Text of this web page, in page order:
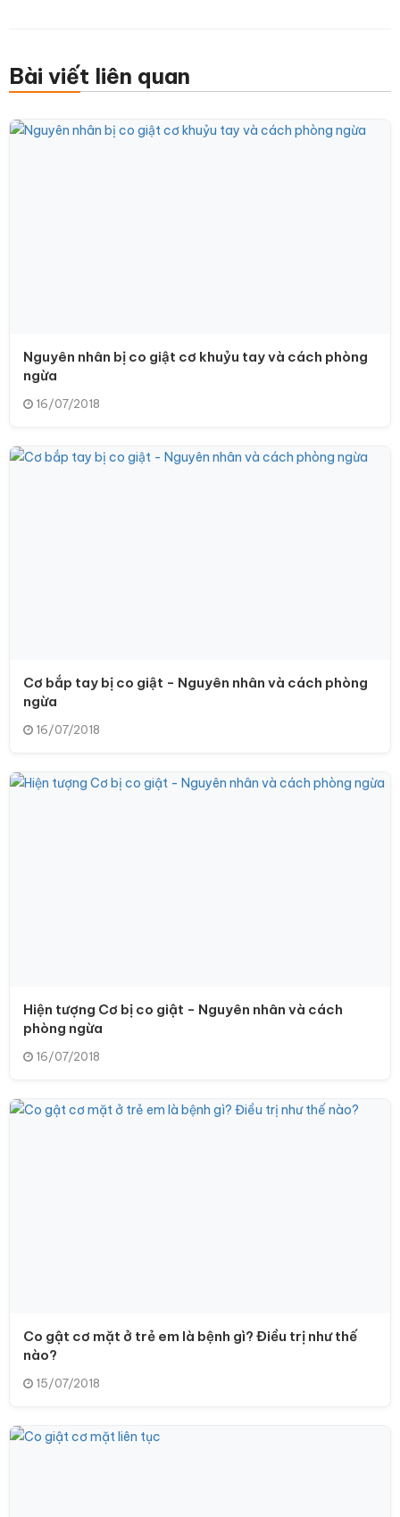
Bài viết liên quan
Nguyên nhân bị co giật cơ khuỷu tay và cách phòng
ngừa
16/07/2018
Cơ bắp tay bị co giật - Nguyên nhân và cách phòng
ngừa
16/07/2018
Hiện tượng Cơ bị co giật - Nguyên nhân và cách
phòng ngừa
16/07/2018
Co gật cơ mặt ở trẻ em là bệnh gì? Điều trị như thế
nào?
15/07/2018